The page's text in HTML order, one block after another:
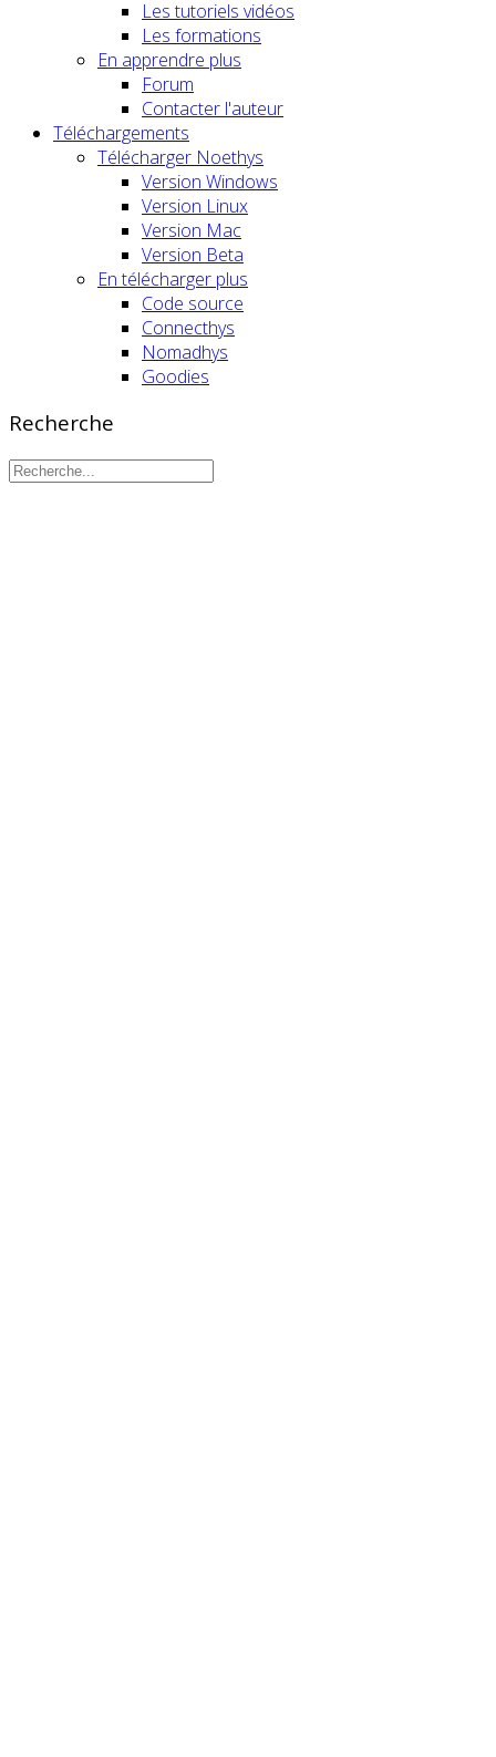
Les tutoriels vidéos
Les formations
En apprendre plus
Forum
Contacter l'auteur
Téléchargements
Télécharger Noethys
Version Windows
Version Linux
Version Mac
Version Beta
En télécharger plus
Code source
Connecthys
Nomadhys
Goodies
Recherche